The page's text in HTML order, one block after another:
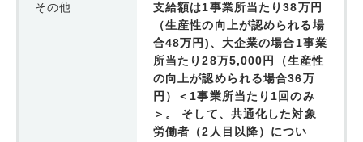
その他
支給額は1事業所当たり38万円
（生産性の向上が認められる場
合48万円)、大企業の場合1事業
所当たり28万5,000円（生産性
の向上が認められる場合36万
円）＜1事業所当たり1回のみ
＞。 そして、共通化した対象
労働者（2人目以降）につい